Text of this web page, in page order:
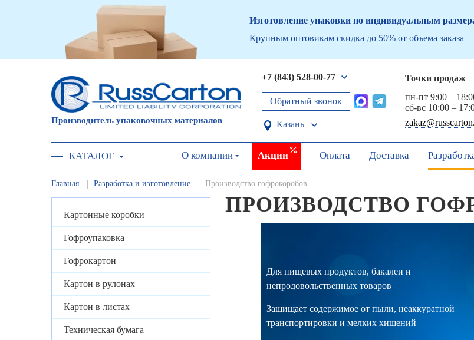
Изготовление упаковки по индивидуальным
Крупным оптовикам скидка до 50% от объема заказа
Производитель упаковочных материалов
+7 (843) 528-00-77
Обратный звонок
Казань
Точки продаж
пн-пт 9:00 –
сб-вс 10:00 –
КАТАЛОГ О компании Акции Оплата Доставка
Главная Разработка и изготовление Производство гофрокоробов
Картонные коробки
Гофроупаковка
Гофрокартон
Картон в рулонах
Картон в листах
Техническая бумага
ПРОИЗВОДСТВО
Для пищевых продуктов, бакалеи и
непродовольственных товаров
Защищает содержимое от пыли, неаккуратной
транспортировки и мелких хищений